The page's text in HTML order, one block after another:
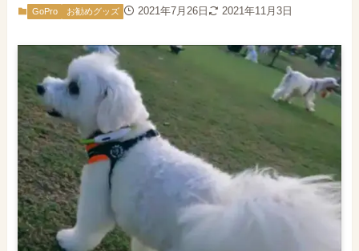
GoPro お勧めグッズ 2021年7月26日 2021年11月3日